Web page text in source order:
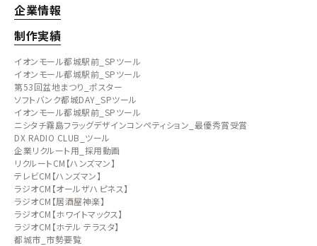
企業情報
制作実績
イオンモール都城駅前_SPツール
イオンモール都城駅前_SPツール
第53回盆地まつり_ポスター
ソフトバンク都城DAY_SPツール
イオンモール都城駅前_SPツール
ニシタチ霧島フラッグデザインコンペティション_最優秀賞受賞
DX RADIO CLUB_ツール
企業リクルート用_採用動画
リクルートCM【ハンズマン】
テレビCM【ハンズマン】
ラジオCM【オールザハピネス】
ラジオCM【居酒屋神楽】
ラジオCM【ホワイトマックス】
ラジオCM【ホテル テラスタ】
都城市_市勢要覧